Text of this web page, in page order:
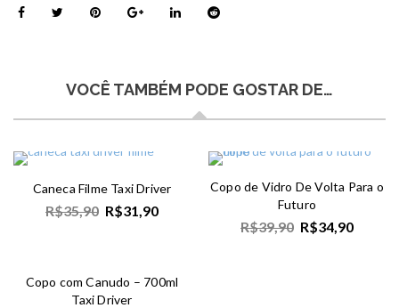
VOCÊ TAMBÉM PODE GOSTAR DE…
Caneca Filme Taxi Driver
R$35,90 R$31,90
Copo de Vidro De Volta Para o
Futuro
R$39,90 R$34,90
Copo com Canudo – 700ml
Taxi Driver